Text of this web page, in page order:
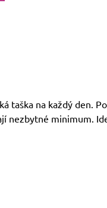
taška na každý den.
nezbytné minimum.